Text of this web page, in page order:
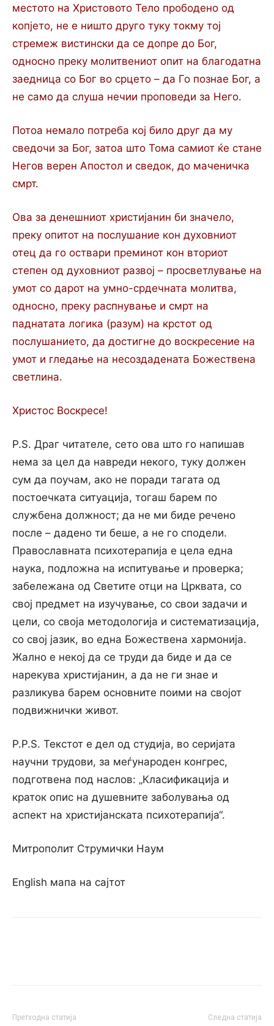
местото на Христовото Тело прободено од
копјето, не е ништо друго туку токму тој
стремеж вистински да се допре до Бог,
односно преку молитвениот опит на благодатна
заедница со Бог во срцето – да Го познае Бог, а
не само да слуша нечии проповеди за Него.
Потоа немало потреба кој било друг да му
сведочи за Бог, затоа што Тома самиот ќе стане
Негов верен Апостол и сведок, до маченичка
смрт.
Ова за денешниот христијанин би значело,
преку опитот на послушание кон духовниот
отец да го оствари преминот кон вториот
степен од духовниот развој – просветлување на
умот со дарот на умно-срдечната молитва,
односно, преку распнување и смрт на
паднатата логика (разум) на крстот од
послушанието, да достигне до воскресение на
умот и гледање на несоздадената Божествена
светлина.
Христос Воскресе!
P.S. Драг читателе, сето ова што го напишав
нема за цел да навреди некого, туку должен
сум да поучам, ако не поради тагата од
постоечката ситуација, тогаш барем по
службена должност; да не ми биде речено
после – дадено ти беше, а не го сподели.
Православната психотерапија е цела една
наука, подложна на испитување и проверка;
забележана од Светите отци на Црквата, со
свој предмет на изучување, со свои задачи и
цели, со своја методологија и систематизација,
со свој јазик, во една Божествена хармонија.
Жално е некој да се труди да биде и да се
нарекува христијанин, а да не ги знае и
разликува барем основните поими на својот
подвижнички живот.
P.P.S. Текстот е дел од студија, во серијата
научни трудови, за меѓународен конгрес,
подготвена под наслов: „Класификација и
краток опис на душевните заболувања од
аспект на христијанската психотерапија“.
Митрополит Струмички Наум
English мапа на сајтот
Претходна статија Следна статија